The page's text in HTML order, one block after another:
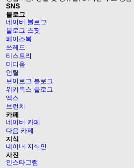
SNS
블로그
네이버 블로그
블로그 스팟
페이스북
쓰레드
티스토리
미디움
언틸
브이로그 블로그
위키독스 블로그
엑스
브런치
카페
네이버 카페
다음 카페
지식
네이버 지식인
사진
인스타그램